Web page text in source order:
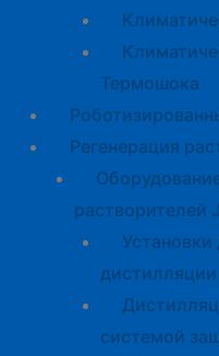
Термошока
Регенерация
растворителей
Установки
дистилляции
системой